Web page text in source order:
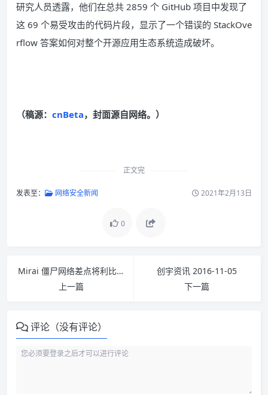
研究人员透露，他们在总共 2859 个 GitHub 项目中发现了
这 69 个易受攻击的代码片段，显示了一个错误的 StackOve
rflow 答案如何对整个开源应用生态系统造成破坏。
（稿源： cnBeta，封面源自网络。）
正文完
发表至： 网络安全新闻 2021年2月13日
0
Mirai 僵尸网络差点将利比里亚全国网络攻击下线
上一篇
创宇资讯 2016-11-05
下一篇
评论（没有评论）